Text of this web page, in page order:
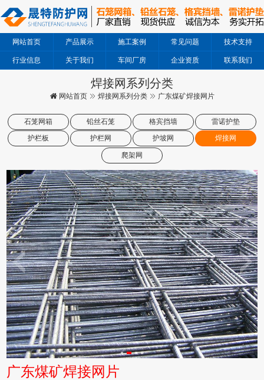
网站首页 产品展示 施工案例 常见问题 技术支持
行业信息 关于我们 车间厂房 企业资质 联系我们
焊接网系列分类
网站首页 焊接网系列分类 广东煤矿焊接网片
石笼网箱 铅丝石笼 格宾挡墙 雷诺护垫
护栏板 护栏网 护坡网 焊接网
爬架网
广东煤矿焊接网片